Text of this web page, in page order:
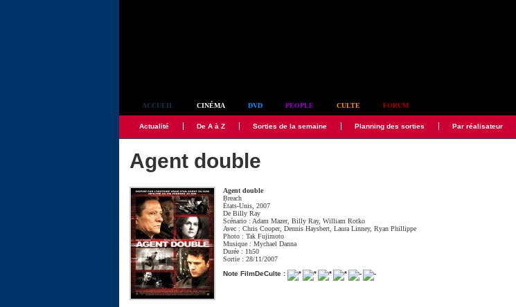
ACCUEIL CINÉMA DVD PEOPLE CULTE FORUM
Actualité De A à Z Sorties de la semaine Planning des sorties Par réalisateur
Agent double
Agent double
Breach
États-Unis, 2007
DeBilly Ray
Scénario : Adam Mazer,Billy Ray,William Rotko
Avec :Chris Cooper,Dennis Haysbert ,Laura Linney,Ryan Phillippe
Photo :Tak Fujimoto
Musique :Mychael Danna
Durée : 1h50
Sortie : 28/11/2007
Note FilmDeCulte :